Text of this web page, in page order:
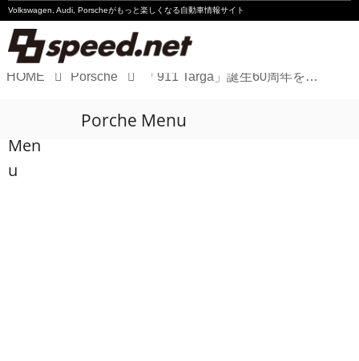
Volkswagen, Audi, Porscheがもっと楽しくなる自動車情報サイト
Audi
HOME Porsche 「911 Targa」誕生60周年を記念したゴルフアパレル登場
Men
u
Porche Menu